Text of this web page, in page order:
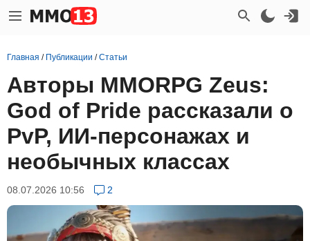
Главная / Публикации /Статьи
Авторы MMORPG Zeus:
God of Pride рассказали о
PvP, ИИ-персонажах и
необычных классах
08.07.2026 10:56 2